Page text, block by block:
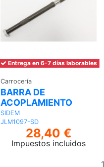
Entrega en 6-7 días laborables
Carrocería
BARRA DE
ACOPLAMIENTO
SIDEM
JLM1097-SD
28,40 €
Impuestos incluidos